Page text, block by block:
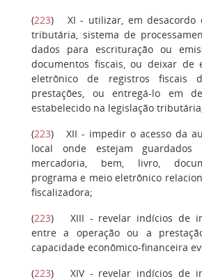
(223) XI - utilizar, em desacordo
tributária, sistema de
dados para escrituração ou
documentos fiscais, ou deixar de
eletrônico de registros fiscais
prestações, ou entregá-lo em
estabelecido na legislação
(223) XII - impedir o acesso da
local onde estejam guardados
mercadoria, bem, livro,
programa e meio eletrônico
fiscalizadora;
(223) XIII - revelar indícios de
entre a operação ou a
capacidade econômico-financeira
(223) XIV- revelar indícios de